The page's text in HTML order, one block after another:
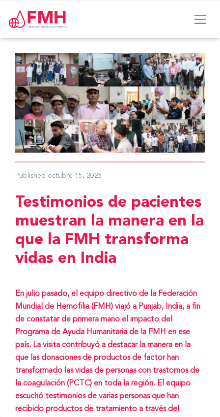
Published octubre 15, 2025
Testimonios de pacientes
muestran la manera en la
que la FMH transforma
vidas en India
En julio pasado, el equipo directivo de la Federación
Mundial de Hemofilia (FMH) viajó a Punjab, India, a fin
de constatar de primera mano el impacto del
Programa de Ayuda Humanitaria de la FMH en ese
país. La visita contribuyó a destacar la manera en la
que las donaciones de productos de factor han
transformado las vidas de personas con trastornos de
la coagulación (PCTC) en toda la región. El equipo
escuchó testimonios de varias personas que han
recibido productos de tratamiento a través del